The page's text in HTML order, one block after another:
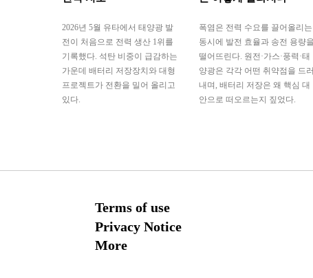
2026년 5월 유타에서 태양광 발
전이 처음으로 전력 생산 1위를
기록했다. 석탄 비중이 급감하는
가운데 배터리 저장장치와 대형
프로젝트가 전환을 밀어 올리고
있다.
폭염은 전력 수요를 끌어올리는
동시에 발전 효율과 송전 용량을
떨어뜨린다. 원전·가스·풍력·태
양광은 각각 어떤 취약점을 드러
내며, 배터리 저장은 왜 핵심 대
안으로 떠오르는지 짚었다.
Terms of use
Privacy Notice
More